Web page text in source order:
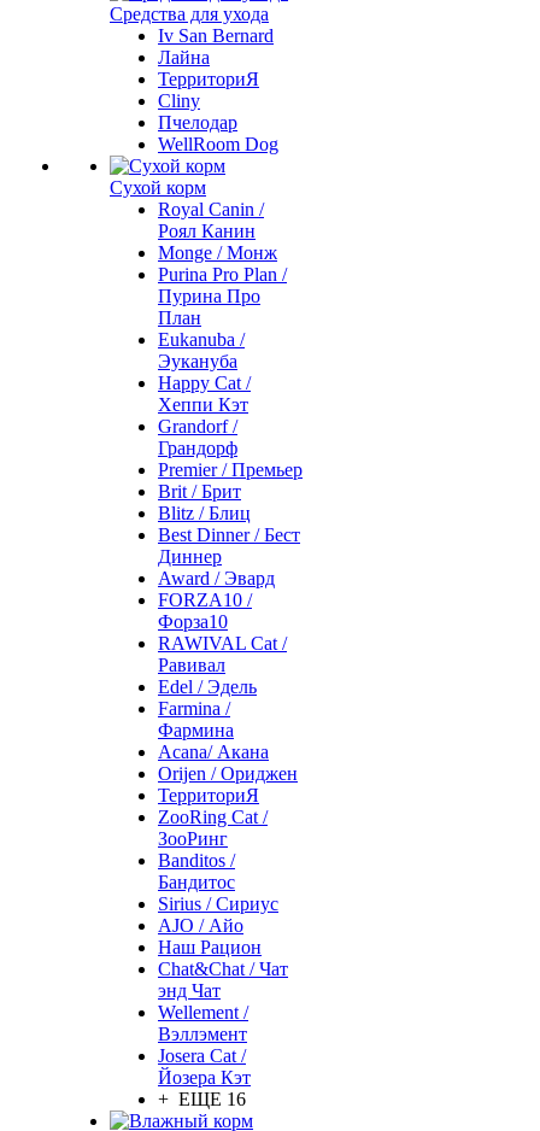
Средства для ухода
Iv San Bernard
Лайна
ТерриториЯ
Cliny
Пчелодар
WellRoom Dog
Сухой корм
Royal Canin /
Роял Канин
Monge / Монж
Purina Pro Plan /
Пурина Про
План
Eukanuba /
Эукануба
Happy Cat /
Хеппи Кэт
Grandorf /
Грандорф
Premier / Премьер
Brit / Брит
Blitz / Блиц
Best Dinner / Бест
Диннер
Award / Эвард
FORZA10 /
Форза10
RAWIVAL Cat /
Равивал
Edel / Эдель
Farmina /
Фармина
Acana/ Акана
Orijen / Ориджен
ТерриториЯ
ZooRing Cat /
ЗооРинг
Banditos /
Бандитос
Sirius / Сириус
AJO / Айо
Наш Рацион
Chat&Chat / Чат
энд Чат
Wellement /
Вэллэмент
Josera Cat /
Йозера Кэт
+ ЕЩЕ 16